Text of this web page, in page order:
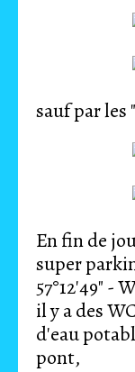
sauf par
En fin de
super
57°12'49" -
il y a des
d'eau
pont,